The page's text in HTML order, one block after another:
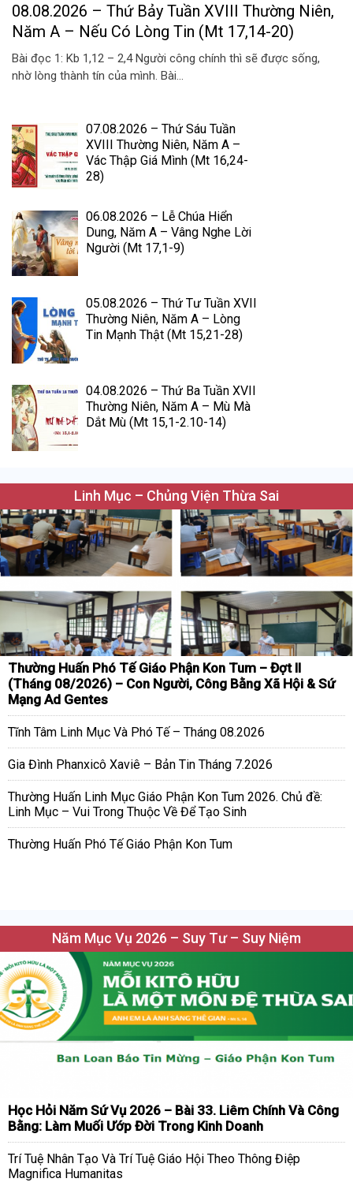
08.08.2026 – Thứ Bảy Tuần XVIII Thường Niên,
Năm A – Nếu Có Lòng Tin (Mt 17,14-20)
Bài đọc 1: Kb 1,12 – 2,4 Người công chính thì sẽ được sống,
nhờ lòng thành tín của mình. Bài...
07.08.2026 – Thứ Sáu Tuần
XVIII Thường Niên, Năm A –
Vác Thập Giá Mình (Mt 16,24-
28)
06.08.2026 – Lễ Chúa Hiển
Dung, Năm A – Vâng Nghe Lời
Người (Mt 17,1-9)
05.08.2026 – Thứ Tư Tuần XVII
Thường Niên, Năm A – Lòng
Tin Mạnh Thật (Mt 15,21-28)
04.08.2026 – Thứ Ba Tuần XVII
Thường Niên, Năm A – Mù Mà
Dắt Mù (Mt 15,1-2.10-14)
Linh Mục – Chủng Viện Thừa Sai
Thường Huấn Phó Tế Giáo Phận Kon Tum – Đợt II
(Tháng 08/2026) – Con Người, Công Bằng Xã Hội & Sứ
Mạng Ad Gentes
Tĩnh Tâm Linh Mục Và Phó Tế – Tháng 08.2026
Gia Đình Phanxicô Xaviê – Bản Tin Tháng 7.2026
Thường Huấn Linh Mục Giáo Phận Kon Tum 2026. Chủ đề:
Linh Mục – Vui Trong Thuộc Về Để Tạo Sinh
Thường Huấn Phó Tế Giáo Phận Kon Tum
Năm Mục Vụ 2026 – Suy Tư – Suy Niệm
Học Hỏi Năm Sứ Vụ 2026 – Bài 33. Liêm Chính Và Công
Bằng: Làm Muối Ướp Đời Trong Kinh Doanh
Trí Tuệ Nhân Tạo Và Trí Tuệ Giáo Hội Theo Thông Điệp
Magnifica Humanitas